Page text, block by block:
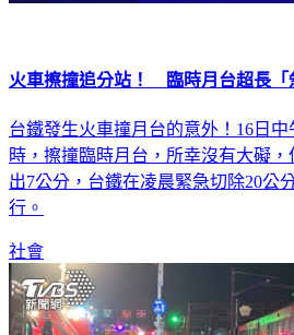
火車擦撞追分站！ 臨時月台超長「
台鐵發生火車撞月台的意外！16日
時，擦撞臨時月台，所幸沒有大礙
出7公分，台鐵在凌晨緊急切除20公
行。
社會